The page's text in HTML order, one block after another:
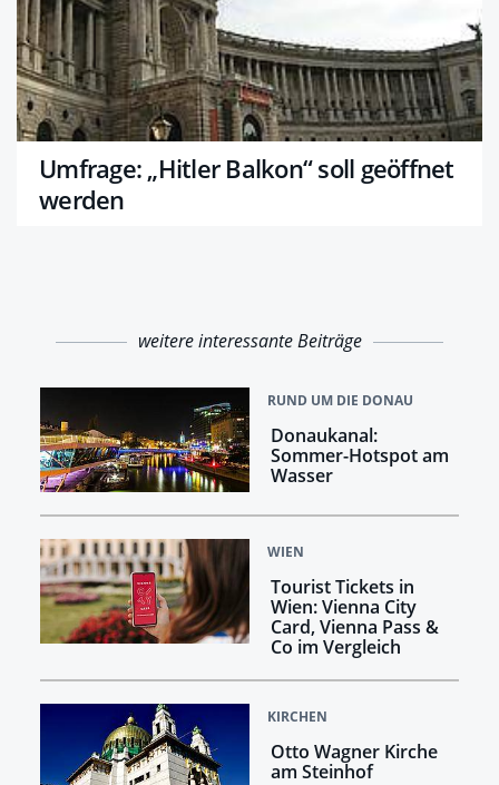
Umfrage: „Hitler Balkon“ soll geöffnet
werden
weitere interessante Beiträge
RUND UM DIE DONAU
Donaukanal:
Sommer-Hotspot am
Wasser
WIEN
Tourist Tickets in
Wien: Vienna City
Card, Vienna Pass &
Co im Vergleich
KIRCHEN
Otto Wagner Kirche
am Steinhof